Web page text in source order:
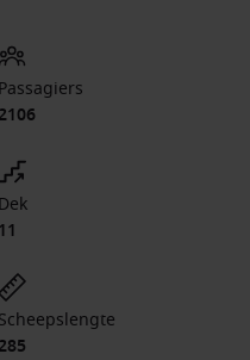
Passagiers
2106
Dek
11
Scheepslengte
285